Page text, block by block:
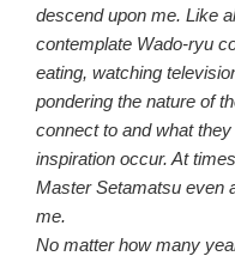
descend upon me. Like
contemplate Wado-ryu
eating, watching
pondering the nature of
connect to and what
inspiration occur. At
Master Setamatsu even
me.
No matter how many